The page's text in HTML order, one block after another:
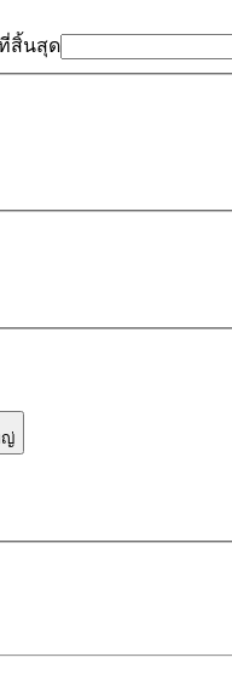
สิ้นสุด
ญ่